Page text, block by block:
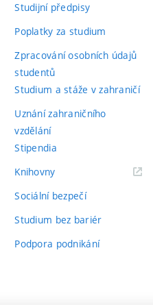
Studijní předpisy
Poplatky za studium
Zpracování osobních údajů
studentů
Studium a stáže v zahraničí
Uznání zahraničního
vzdělání
Stipendia
Knihovny(externí
Sociální bezpečí
Studium bez bariér
Podpora podnikání